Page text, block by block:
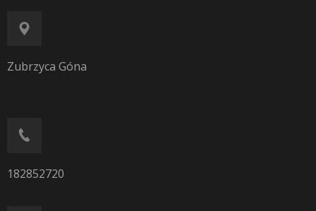
Zubrzyca Góna
182852720